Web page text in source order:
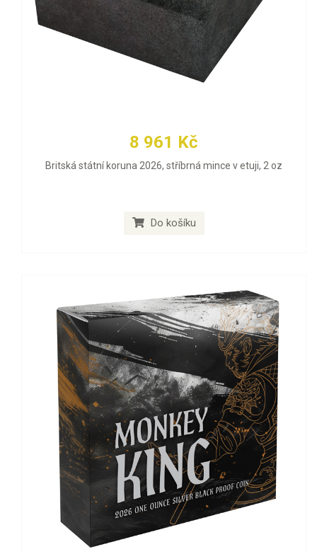
8 961 Kč
Britská státní koruna 2026, stříbrná mince v etuji, 2 oz
Do košíku